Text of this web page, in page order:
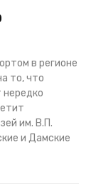
в регионе
то, что
нередко
им. В.П.
и Дамские